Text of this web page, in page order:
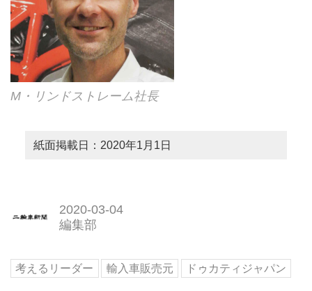
M・リンドストレーム社長
紙面掲載日：2020年1月1日
2020-03-04
編集部
考えるリーダー 輸入車販売元 ドゥカティジャパン